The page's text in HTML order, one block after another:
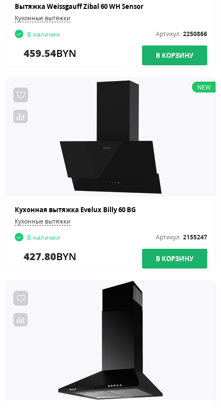
Вытяжка Weissgauff Zibal 60 WH Sensor
Кухонные вытяжки
В наличии
Артикул: 2250866
459.54BYN
NEW
Кухонная вытяжка Evelux Billy 60 BG
Кухонные вытяжки
В наличии
Артикул: 2155247
427.80BYN